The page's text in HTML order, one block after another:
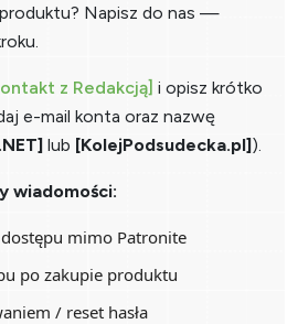
Napisz do nas —
z Redakcją] i opisz krótko
e-mail konta oraz nazwę
lub [KolejPodsudecka.pl]).
wiadomości:
mimo Patronite
po zakupie produktu
/ reset hasła